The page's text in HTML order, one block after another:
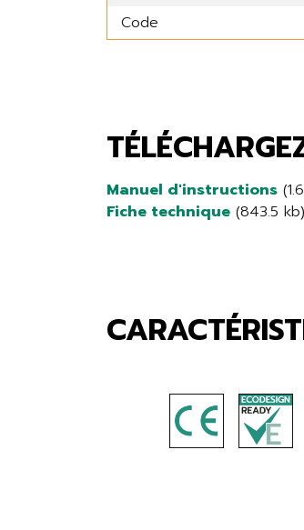
Code
Manuel d'instructions
Fiche technique (843.5